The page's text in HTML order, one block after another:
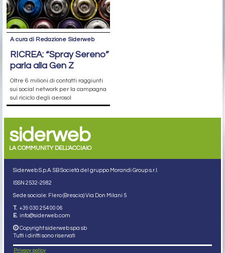
A cura di Redazione Siderweb
RICREA: “Spray Sereno”
parla alla Gen Z
Oltre 6 milioni di contatti raggiunti
sui social network per la campagna
sul riciclo degli aerosol
siderweb
LA COMMUNITY DELL'ACCIAIO
Siderweb S.p.A. SB Società del gruppo Morandi Group s.r.l.
ISSN 2532-2982
Sede sociale: Flero (Brescia) Via Don Milani 5
T. +39 030 254 00 06
E. info@siderweb.com
Copyright siderweb spa sb
Tutti i diritti sono riservati
Privacy policy